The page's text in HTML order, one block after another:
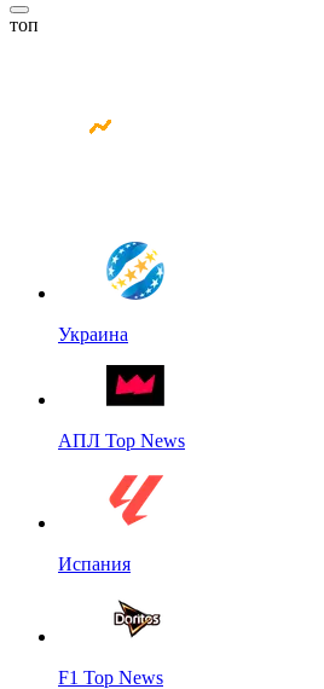
топ
Украина
АПЛ Top News
Испания
F1 Top News